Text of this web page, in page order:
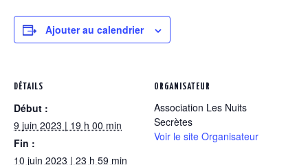
Ajouter au calendrier
DÉTAILS
Début :
9 juin 2023 | 19 h 00 min
Fin :
10 juin 2023 | 23 h 59 min
ORGANISATEUR
Association Les Nuits
Secrètes
Voir le site Organisateur